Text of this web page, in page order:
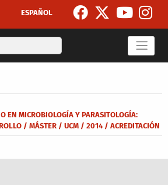
ESPAÑOL
Search
EN MICROBIOLOGÍA Y PARASITOLOGÍA:
/ MÁSTER / UCM / 2014 / ACREDITACIÓN